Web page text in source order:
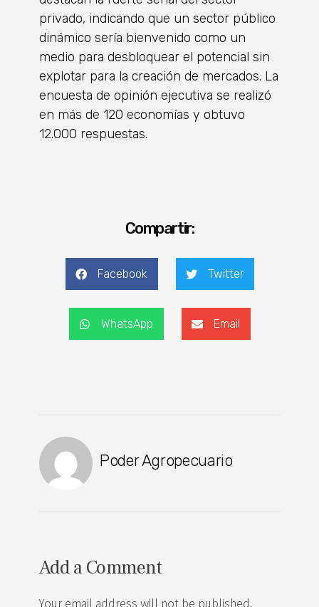
privado, indicando que un sector público
dinámico sería bienvenido como un
medio para desbloquear el potencial sin
explotar para la creación de mercados. La
encuesta de opinión ejecutiva se realizó
en más de 120 economías y obtuvo
12.000 respuestas.
Compartir:
Facebook Twitter
WhatsApp Email
Poder Agropecuario
Add a Comment
Your email address will not be published.